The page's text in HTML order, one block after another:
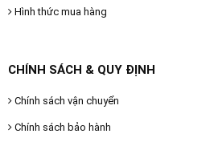
Hình thức mua hàng
CHÍNH SÁCH & QUY ĐỊNH
Chính sách vận chuyển
Chính sách bảo hành